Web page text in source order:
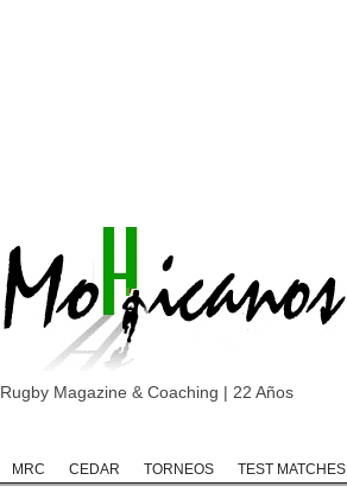
Rugby Magazine & Coaching | 22 Años
MRC
CEDAR TORNEOS TEST MATCHES